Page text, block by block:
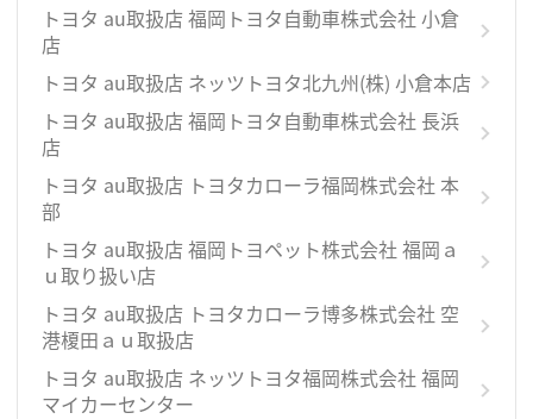
トヨタ au取扱店 福岡トヨタ自動車株式会社 小倉
店
トヨタ au取扱店 ネッツトヨタ北九州(株) 小倉本店
トヨタ au取扱店 福岡トヨタ自動車株式会社 長浜
店
トヨタ au取扱店 トヨタカローラ福岡株式会社 本
部
トヨタ au取扱店 福岡トヨペット株式会社 福岡ａ
ｕ取り扱い店
トヨタ au取扱店 トヨタカローラ博多株式会社 空
港榎田ａｕ取扱店
トヨタ au取扱店 ネッツトヨタ福岡株式会社 福岡
マイカーセンター